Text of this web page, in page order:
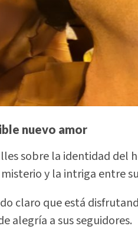
nuevo amor
sobre la identidad del
y la intriga entre
claro que está
alegría a sus seguidores.